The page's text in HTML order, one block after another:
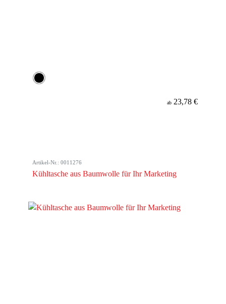
ab 23,78 €
Artikel-Nr.: 0011276
Kühltasche aus Baumwolle für Ihr Marketing